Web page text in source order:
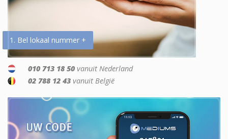
1. Bel lokaal nummer +
010 713 18 50 vanuit Nederland
02 788 12 43 vanuit België